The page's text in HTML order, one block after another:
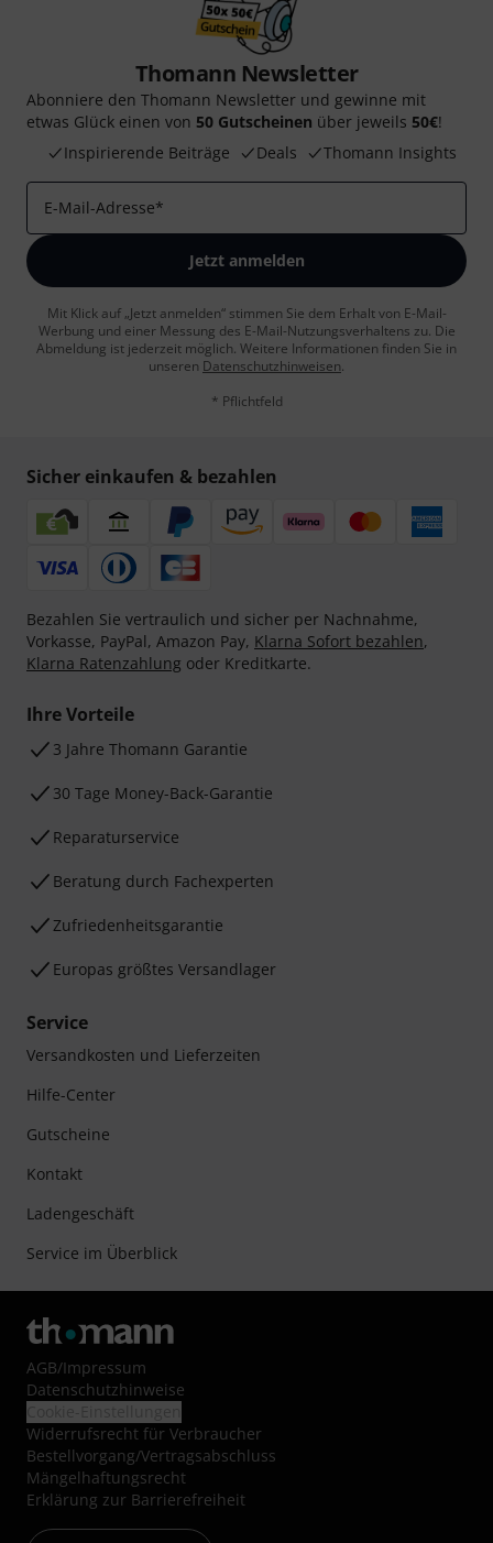
Thomann Newsletter
Abonniere den Thomann Newsletter und gewinne mit
etwas Glück einen von 50 Gutscheinen über jeweils 50€!
Inspirierende Beiträge
Deals Thomann Insights
E-Mail-Adresse*
Jetzt anmelden
Mit Klick auf „Jetzt anmelden“ stimmen Sie dem Erhalt von E-Mail-
Werbung und einer Messung des E-Mail-Nutzungsverhaltens zu. Die
Abmeldung ist jederzeit möglich. Weitere Informationen finden Sie in
unseren Datenschutzhinweisen.
* Pflichtfeld
Sicher einkaufen & bezahlen
Bezahlen Sie vertraulich und sicher per Nachnahme,
Vorkasse, PayPal, Amazon Pay, Klarna Sofort bezahlen,
Klarna Ratenzahlung oder Kreditkarte.
Ihre Vorteile
3 Jahre Thomann Garantie
30 Tage Money-Back-Garantie
Reparaturservice
Beratung durch Fachexperten
Zufriedenheitsgarantie
Europas größtes Versandlager
Service
Versandkosten und Lieferzeiten
Hilfe-Center
Gutscheine
Kontakt
Ladengeschäft
Service im Überblick
AGB/Impressum
Datenschutzhinweise
Widerrufsrecht für Verbraucher
Bestellvorgang/Vertragsabschluss
Mängelhaftungsrecht
Erklärung zur Barrierefreiheit